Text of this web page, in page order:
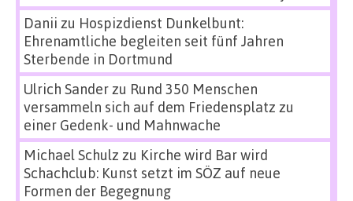
Danii zu Hospizdienst Dunkelbunt:
Ehrenamtliche begleiten seit fünf Jahren
Sterbende in Dortmund
Ulrich Sanderzu Rund 350 Menschen
versammeln sich auf dem Friedensplatz zu
einer Gedenk- und Mahnwache
Michael Schulz zu Kirche wird Bar wird
Schachclub: Kunst setzt im SÖZ auf neue
Formen der Begegnung